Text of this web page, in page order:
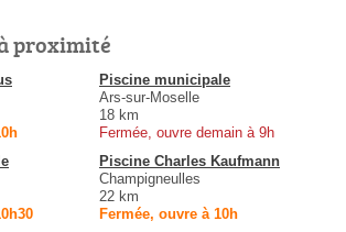
proximité
Piscine municipale
Ars-sur-Moselle
18 km
Fermée, ouvre demain à 9h
Piscine Charles Kaufmann
Champigneulles
22 km
Fermée, ouvre à 10h